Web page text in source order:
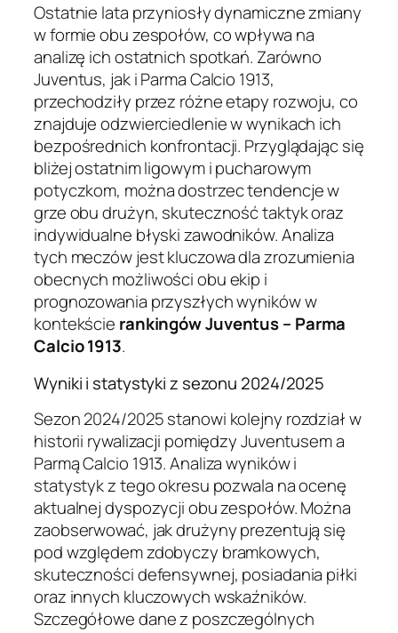
Ostatnie lata przyniosły dynamiczne zmiany
w formie obu zespołów, co wpływa na
analizę ich ostatnich spotkań. Zarówno
Juventus, jak i Parma Calcio 1913,
przechodziły przez różne etapy rozwoju, co
znajduje odzwierciedlenie w wynikach ich
bezpośrednich konfrontacji. Przyglądając się
bliżej ostatnim ligowym i pucharowym
potyczkom, można dostrzec tendencje w
grze obu drużyn, skuteczność taktyk oraz
indywidualne błyski zawodników. Analiza
tych meczów jest kluczowa dla zrozumienia
obecnych możliwości obu ekip i
prognozowania przyszłych wyników w
kontekście rankingów Juventus – Parma
Calcio 1913.
Wyniki i statystyki z sezonu 2024/2025
Sezon 2024/2025 stanowi kolejny rozdział w
historii rywalizacji pomiędzy Juventusem a
Parmą Calcio 1913. Analiza wyników i
statystyk z tego okresu pozwala na ocenę
aktualnej dyspozycji obu zespołów. Można
zaobserwować, jak drużyny prezentują się
pod względem zdobyczy bramkowych,
skuteczności defensywnej, posiadania piłki
oraz innych kluczowych wskaźników.
Szczegółowe dane z poszczególnych